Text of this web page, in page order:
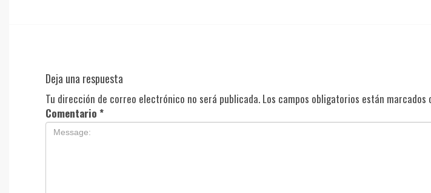
Deja una respuesta
Tu dirección de correo electrónico no será publicada. Los campos obligatorios están marcados
Comentario *